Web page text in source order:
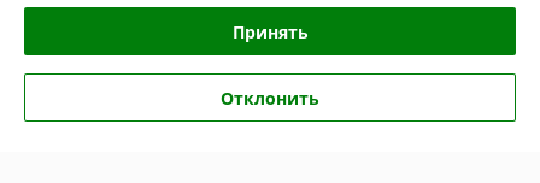
Полная версия сайта
Политика обработки cookies
Принять
Отклонить